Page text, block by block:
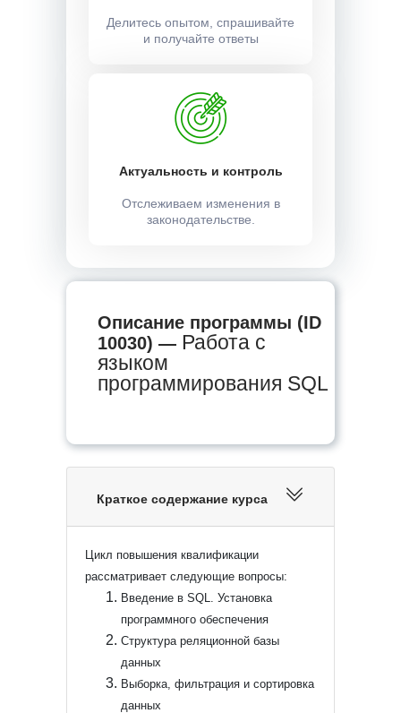
Делитесь опытом, спрашивайте
и получайте ответы
Актуальность и контроль
Отслеживаем изменения в
законодательстве.
Описание программы (ID
10030) — Работа c
языком
программирования SQL
Краткое содержание курса
Цикл повышения квалификации
рассматривает следующие вопросы:
Введение в SQL. Установка
программного обеспечения
Структура реляционной базы
данных
Выборка, фильтрация и сортировка
данных